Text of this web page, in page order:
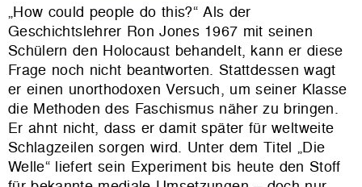
„How could people do this?“ Als der
Geschichtslehrer Ron Jones 1967 mit seinen
Schülern den Holocaust behandelt, kann er diese
Frage noch nicht beantworten. Stattdessen wagt
er einen unorthodoxen Versuch, um seiner Klasse
die Methoden des Faschismus näher zu bringen.
Er ahnt nicht, dass er damit später für weltweite
Schlagzeilen sorgen wird. Unter dem Titel „Die
Welle“ liefert sein Experiment bis heute den Stoff